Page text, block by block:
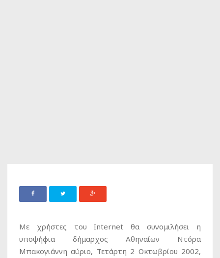
Με χρήστες του Internet θα συνομιλήσει η
υποψήφια δήμαρχος Αθηναίων Ντόρα
Μπακογιάννη αύριο, Τετάρτη 2 Οκτωβρίου 2002,